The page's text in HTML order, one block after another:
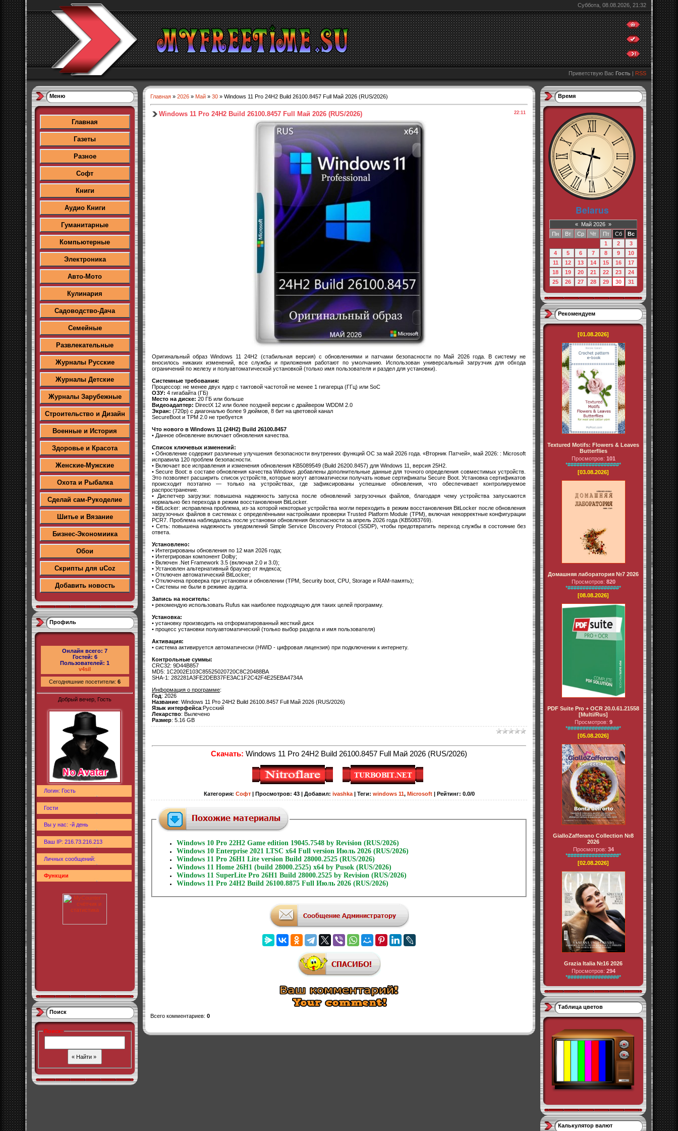
Суббота, 08.08.2026, 21:32
Приветствую Вас Гость | RSS
Меню
Главная
Газеты
Разное
Софт
Книги
Аудио Книги
Гуманитарные
Компьютерные
Электроника
Авто-Мото
Кулинария
Садоводство-Дача
Семейные
Развлекательные
Журналы Русские
Журналы Детские
Журналы Зарубежные
Строительство и Дизайн
Военные и История
Здоровье и Красота
Женские-Мужские
Охота и Рыбалка
Сделай сам-Рукоделие
Шитье и Вязание
Бизнес-Экономиика
Обои
Скрипты для uCoz
Добавить новость
Профиль
Онлайн всего: 7
Гостей: 6
Пользователей: 1
v4sil
Сегодняшние посетители: 6
Добрый вечер, Гость
Логин: Гость
Гости
Вы у нас: -й день
Ваш IP: 216.73.216.213
Личных сообщений:
Функции
Поиск
Поиск:
Главная » 2026 » Май » 30 » Windows 11 Pro 24H2 Build 26100.8457 Full Май 2026 (RUS/2026)
22:11
Windows 11 Pro 24H2 Build 26100.8457 Full Май 2026 (RUS/2026)
Оригинальный образ Windows 11 24H2 (стабильная версия) с обновлениями и патчами безопасности по Май 2026 года. В систему не
вносилось никаких изменений, все службы и приложения работают по умолчанию. Использован универсальный загрузчик для обхода
ограничений по железу и полуавтоматической установкой (только имя пользователя и раздел для установки).
Системные требования:
Процессор: не менее двух ядер с тактовой частотой не менее 1 гигагерца (ГГц) или SoC
ОЗУ: 4 гигабайта (ГБ)
Место на диске: 20 ГБ или больше
Видеоадаптер: DirectX 12 или более поздней версии с драйвером WDDM 2.0
Экран: (720p) с диагональю более 9 дюймов, 8 бит на цветовой канал
SecureBoot и TPM 2.0 не требуется
Что нового в Windows 11 (24H2) Build 26100.8457
• Данное обновление включает обновления качества.
Список ключевых изменений:
• Обновление содержит различные улучшения безопасности внутренних функций ОС за май 2026 года. «Вторник Патчей», май 2026: : Microsoft
исправила 120 проблем безопасности.
• Включает все исправления и изменения обновления KB5089549 (Build 26200.8457) для Windows 11, версия 25H2.
• Secure Boot: в составе обновления качества Windows добавлены дополнительные данные для точного определения совместимых устройств.
Это позволяет расширить список устройств, которые могут автоматически получать новые сертификаты Secure Boot. Установка сертификатов
происходит поэтапно — только на устройствах, где зафиксированы успешные обновления, что обеспечивает контролируемое
распространение.
• Диспетчер загрузки: повышена надежность запуска после обновлений загрузочных файлов, благодаря чему устройства запускаются
нормально без перехода в режим восстановления BitLocker.
• BitLocker: исправлена проблема, из-за которой некоторые устройства могли переходить в режим восстановления BitLocker после обновления
загрузочных файлов в системах с определёнными настройками проверки Trusted Platform Module (TPM), включая некорректные конфигурации
PCR7. Проблема наблюдалась после установки обновления безопасности за апрель 2026 года (KB5083769).
• Сеть: повышена надежность уведомлений Simple Service Discovery Protocol (SSDP), чтобы предотвратить переход службы в состояние без
ответа.
Установлено:
• Интегрированы обновления по 12 мая 2026 года;
• Интегрирован компонент Dolby;
• Включен .Net Framework 3.5 (включая 2.0 и 3.0);
• Установлен альтернативный браузер от яндекса;
• Отключен автоматический BitLocker;
• Отключена проверка при установки и обновлении (TPM, Security boot, CPU, Storage и RAM-память);
• Системы не были в режиме аудита.
Запись на носитель:
• рекомендую использовать Rufus как наиболее подходящую для таких целей программу.
Установка:
• установку производить на отформатированный жесткий диск
• процесс установки полуавтоматический (только выбор раздела и имя пользователя)
Активация:
• система активируется автоматически (HWID - цифровая лицензия) при подключении к интернету.
Контрольные суммы:
CRC32: 9D44B857
MD5: 1C2002E103C85525020720C8C20488BA
SHA-1: 282281A3FE2DEB37FE3AC1F2C42F4E25EBA4734A
Информация о программе:
Год: 2026
Название: Windows 11 Pro 24H2 Build 26100.8457 Full Май 2026 (RUS/2026)
Язык интерфейса:Русский
Лекарство: Вылечено
Размер: 5.16 GB
Скачать: Windows 11 Pro 24H2 Build 26100.8457 Full Май 2026 (RUS/2026)
Категория: Софт| Просмотров: 43| Добавил: ivashka Теги: windows 11, Microsoft Рейтинг: 0.0/0
Windows 10 Pro 22H2 Game edition 19045.7548 by Revision (RUS/2026)
Windows 10 Enterprise 2021 LTSC x64 Full version Июль 2026 (RUS/2026)
Windows 11 Pro 26H1 Lite version Build 28000.2525 (RUS/2026)
Windows 11 Home 26H1 (build 28000.2525) x64 by Pusok (RUS/2026)
Windows 11 SuperLite Pro 26H1 Build 28000.2525 by Revision (RUS/2026)
Windows 11 Pro 24H2 Build 26100.8875 Full Июль 2026 (RUS/2026)
Всего комментариев: 0
Время
« Май 2026 »
Пн
Вт Ср Чт Пт Сб
Вс
1
2
3
4
5 6 7 8 9
10
11
12 13 14 15 16
17
18
19 20 21 22 23
24
25
26 27 28 29 30 31
Рекомендуем
[01.08.2026]
Textured Motifs: Flowers & Leaves
Butterflies
Просмотров: 101
*#################*
[03.08.2026]
Домашняя лаборатория №7 2026
Просмотров: 820
*#################*
[08.08.2026]
PDF Suite Pro + OCR 20.0.61.21558
[Multi/Rus]
Просмотров: 9
*#################*
[05.08.2026]
GialloZafferano Collection №8
2026
Просмотров: 34
*#################*
[02.08.2026]
Grazia Italia №16 2026
Просмотров: 294
*#################*
Таблица цветов
Калькулятор валют